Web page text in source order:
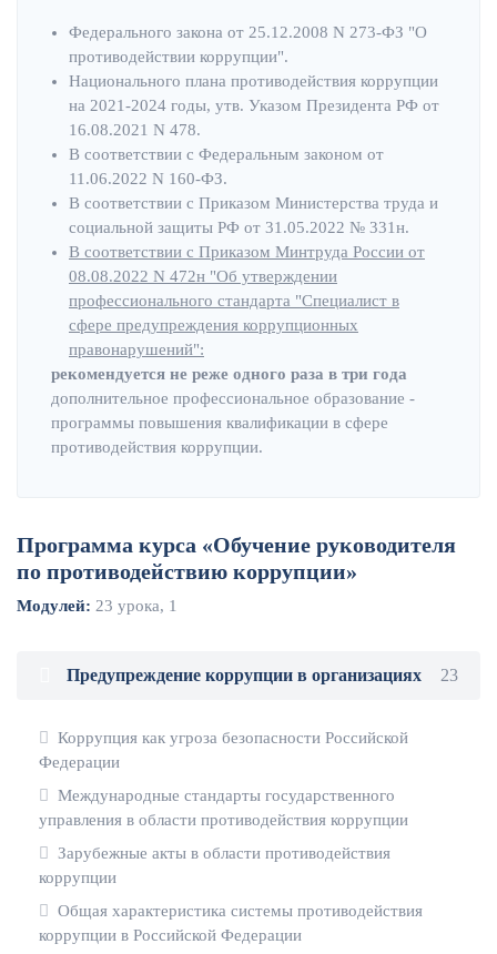
Федерального закона от 25.12.2008 N 273-ФЗ "О
противодействии коррупции".
Национального плана противодействия коррупции
на 2021-2024 годы, утв. Указом Президента РФ от
16.08.2021 N 478.
В соответствии с Федеральным законом от
11.06.2022 N 160-ФЗ.
В соответствии с Приказом Министерства труда и
социальной защиты РФ от 31.05.2022 № 331н.
В соответствии с Приказом Минтруда России от
08.08.2022 N 472н "Об утверждении
профессионального стандарта "Специалист в
сфере предупреждения коррупционных
правонарушений":
рекомендуется не реже одного раза в три года
дополнительное профессиональное образование -
программы повышения квалификации в сфере
противодействия коррупции.
Программа курса «Обучение руководителя
по противодействию коррупции»
Модулей: 23 урока, 1
Предупреждение коррупции в организациях 23
Коррупция как угроза безопасности Российской
Федерации
Международные стандарты государственного
управления в области противодействия коррупции
Зарубежные акты в области противодействия
коррупции
Общая характеристика системы противодействия
коррупции в Российской Федерации